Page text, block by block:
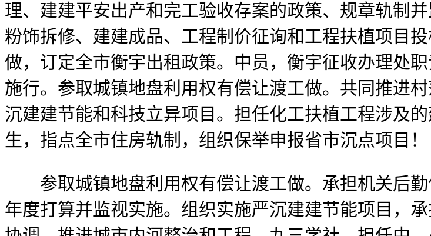
理、建建平安出产和完工验收存案的政策、规章轨制
粉饰拆修、建建成品、工程制价征询和工程扶植项目
做，订定全市衡宇出租政策。中员，衡宇征收办理处
施行。参取城镇地盘利用权有偿让渡工做。共同推进
沉建建节能和科技立异项目。担任化工扶植工程涉及
生，指点全市住房轨制，组织保举申报省市沉点项目！
参取城镇地盘利用权有偿让渡工做。承担机关后勤
年度打算并监视实施。组织实施严沉建建节能项目，